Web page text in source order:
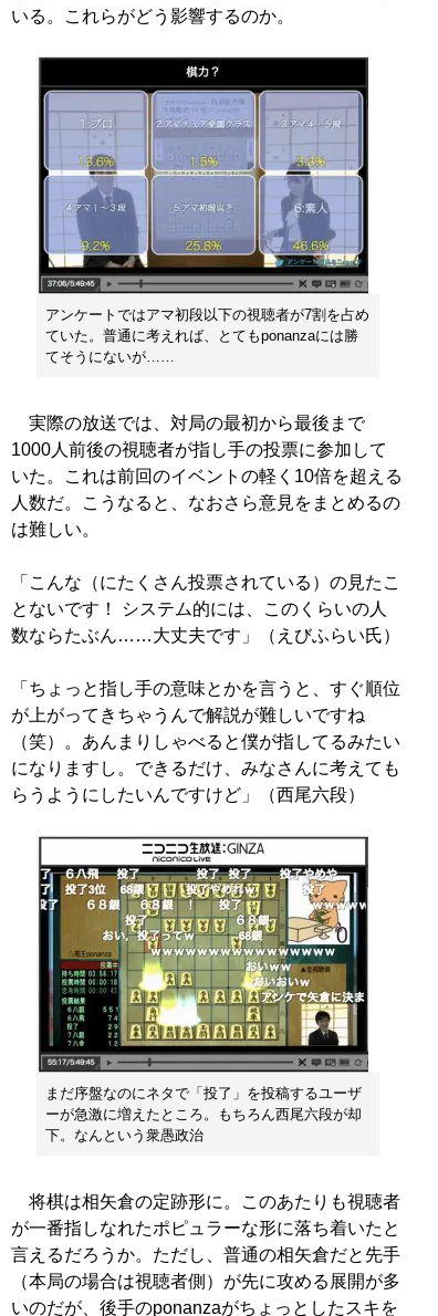
いる。これらがどう影響するのか。
アンケートではアマ初段以下の視聴者が7割を占め
ていた。普通に考えれば、とてもponanzaには勝
てそうにないが……
実際の放送では、対局の最初から最後まで
1000人前後の視聴者が指し手の投票に参加して
いた。これは前回のイベントの軽く10倍を超える
人数だ。こうなると、なおさら意見をまとめるの
は難しい。
「こんな（にたくさん投票されている）の見たこ
とないです！ システム的には、このくらいの人
数ならたぶん……大丈夫です」（えびふらい氏）
「ちょっと指し手の意味とかを言うと、すぐ順位
が上がってきちゃうんで解説が難しいですね
（笑）。あんまりしゃべると僕が指してるみたい
になりますし。できるだけ、みなさんに考えても
らうようにしたいんですけど」（西尾六段）
まだ序盤なのにネタで「投了」を投稿するユーザ
ーが急激に増えたところ。もちろん西尾六段が却
下。なんという衆愚政治
将棋は相矢倉の定跡形に。このあたりも視聴者
が一番指しなれたポピュラーな形に落ち着いたと
言えるだろうか。ただし、普通の相矢倉だと先手
（本局の場合は視聴者側）が先に攻める展開が多
いのだが、後手のponanzaがちょっとしたスキを